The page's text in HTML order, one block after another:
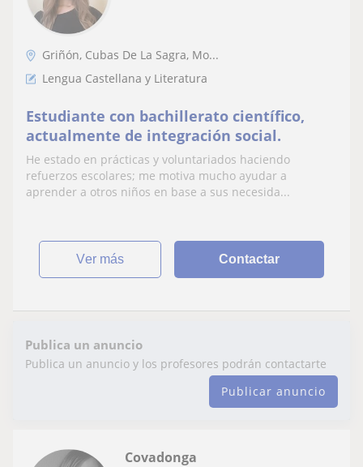
Griñón, Cubas De La Sagra, Mo...
Lengua Castellana y Literatura
Estudiante con bachillerato científico,
actualmente de integración social.
He estado en prácticas y voluntariados haciendo
refuerzos escolares; me motiva mucho ayudar a
aprender a otros niños en base a sus necesida...
ver más Contactar
Publica un anuncio
Publica un anuncio y los profesores podrán contactarte
Publicar anuncio
Covadonga